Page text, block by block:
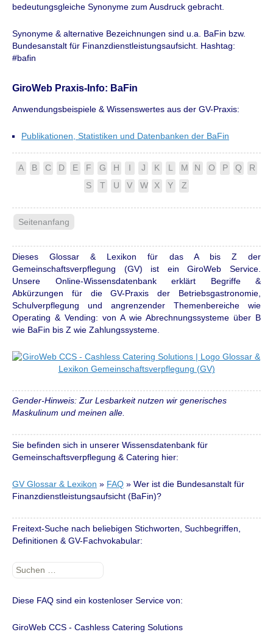
bedeutungsgleiche Synonyme zum Ausdruck gebracht.
Synonyme & alternative Bezeichnungen sind u.a. BaFin bzw.
Bundesanstalt für Finanzdienstleistungsaufsicht. Hashtag:
#bafin
GiroWeb Praxis-Info: BaFin
Anwendungsbeispiele & Wissenswertes aus der GV-Praxis:
Publikationen, Statistiken und Datenbanken der BaFin
A B C D E F G H J K L M N O P Q
R
S
T U V W X Y Z
Seitenanfang
Dieses Glossar & Lexikon für das A bis Z der
Gemeinschaftsverpflegung (GV) ist ein GiroWeb Service.
Unsere Online-Wissensdatenbank erklärt Begriffe &
Abkürzungen für die GV-Praxis der Betriebsgastronomie,
Schulverpflegung und angrenzender Themenbereiche wie
Operating & Vending: von A wie Abrechnungssysteme über B
wie BaFin bis Z wie Zahlungssysteme.
Gender-Hinweis: Zur Lesbarkeit nutzen wir generisches
Maskulinum und meinen alle.
Sie befinden sich in unserer Wissensdatenbank für
Gemeinschaftsverpflegung & Catering hier:
GV Glossar & Lexikon » FAQ » Wer ist die Bundesanstalt für
Finanzdienstleistungsaufsicht (BaFin)?
Freitext-Suche nach beliebigen Stichworten, Suchbegriffen,
Definitionen & GV-Fachvokabular:
Suchen
Diese FAQ sind ein kostenloser Service von:
GiroWeb CCS - Cashless Catering Solutions